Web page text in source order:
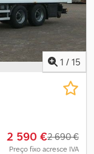
1 / 15
2 590 €2 690 €
Preço fixo acresce IVA